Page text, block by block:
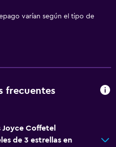
varían según el tipo de
frecuentes
Joyce Coffetel
de 3 estrellas en